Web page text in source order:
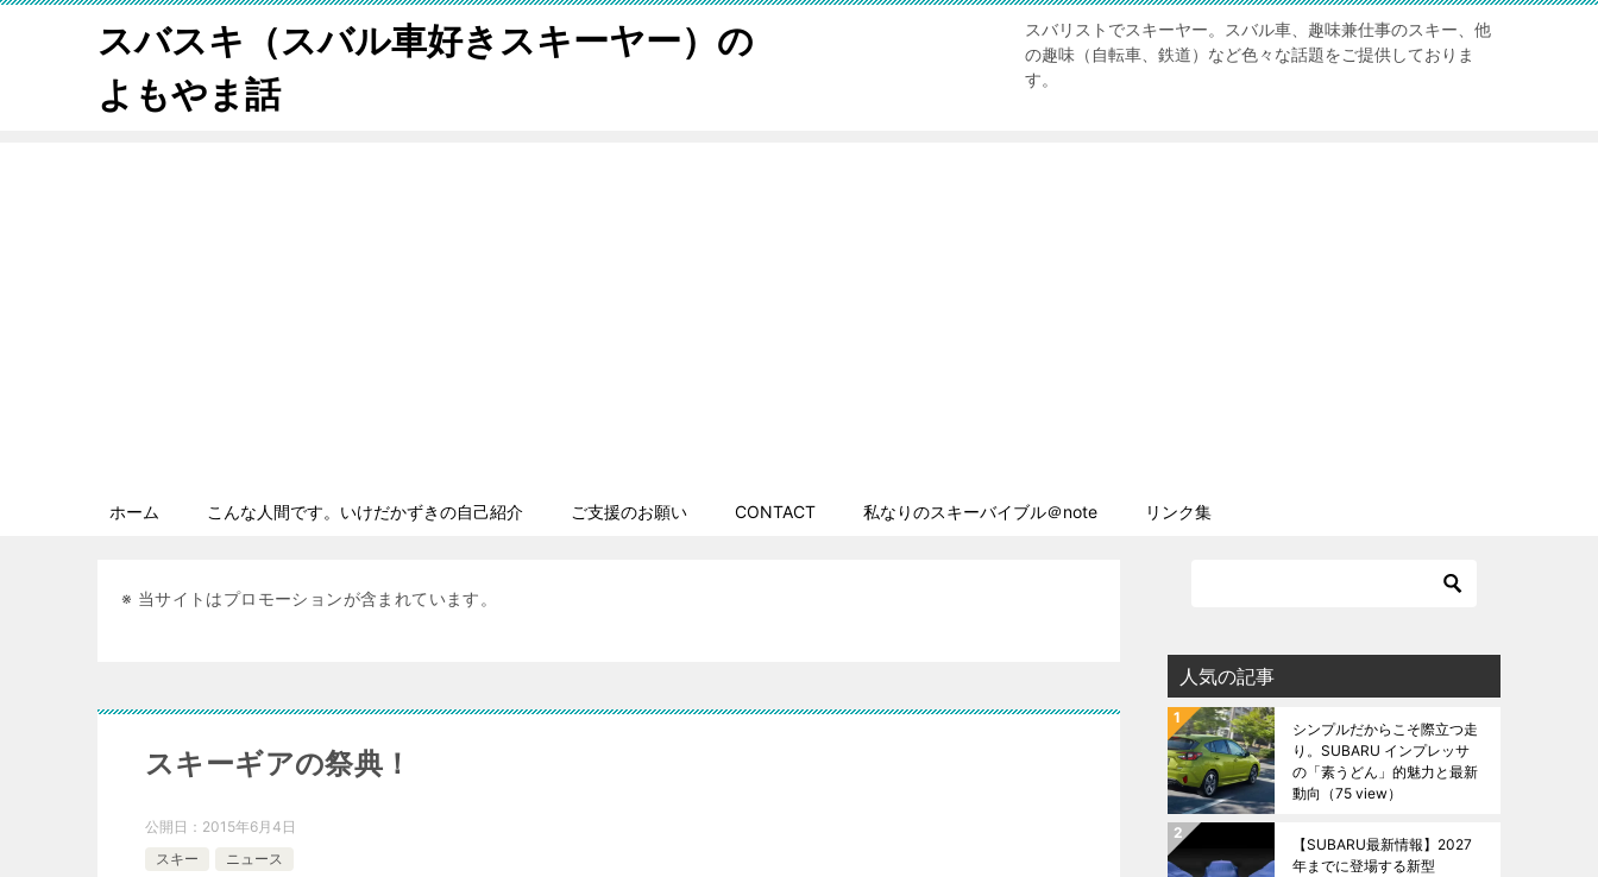
スバスキ（スバル車好きスキーヤー）の
よもやま話
スバリストでスキーヤー。スバル車、趣味兼仕事のスキー、他
の趣味（自転車、鉄道）など色々な話題をご提供しておりま
す。
ホーム こんな人間です。いけだかずきの自己紹介 ご支援のお願い CONTACT 私なりのスキーバイブル＠note リンク集
※ 当サイトはプロモーションが含まれています。
スキーギアの祭典！
公開日： 2015年6月4日
スキー
ニュース
人気の記事
シンプルだからこそ際立つ走
り。SUBARU インプレッサ
の「素うどん」的魅力と最新
動向 （75 view）
【SUBARU最新情報】2027
年までに登場する新型